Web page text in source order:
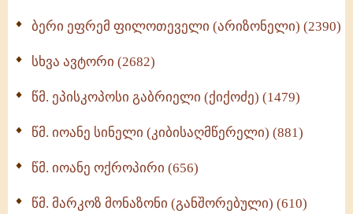
სულიერი ცხოვრების სახელმძღვანელო -
ნაწილი II (369)
ბერი ეფრემ ფილოთეველი (არიზონელი) (2390)
სხვა ავტორი (2682)
წმ. ეპისკოპოსი გაბრიელი (ქიქოძე) (1479)
წმ. იოანე სინელი (კიბისაღმწერელი) (881)
წმ. იოანე ოქროპირი (656)
წმ. მარკოზ მონაზონი (განშორებული) (610)